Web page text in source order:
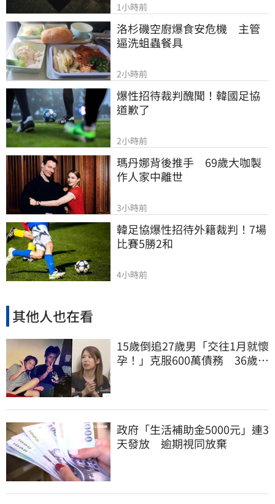
1小時前
洛杉磯空廚爆食安危機　主管
逼洗蛆蟲餐具
2小時前
爆性招待裁判醜聞！韓國足協
道歉了
2小時前
瑪丹娜背後推手　69歲大咖製
作人家中離世
3小時前
韓足協爆性招待外籍裁判！7場
比賽5勝2和
4小時前
其他人也在看
15歲倒追27歲男「交往1月就懷
孕！」克服600萬債務 36歲美
政府「生活補助金5000元」連3
天發放 逾期視同放棄